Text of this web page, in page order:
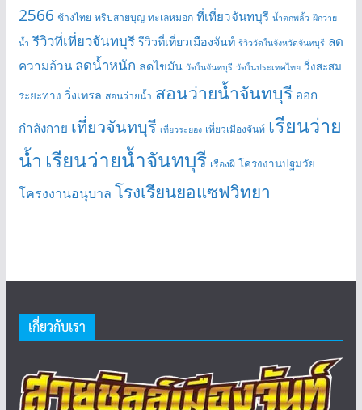
2566 ช้างไทย ทริปสายบุญ ทะเลหมอก ที่เที่ยวจันทบุรี น้ำตกพลิ้ว ฝึกว่าย
น้ำ รีวิวที่เที่ยวจันทบุรี รีวิวที่เที่ยวเมืองจันท์ รีวิววัดในจังหวัดจันทบุรี ลด
ความอ้วน ลดน้ำหนัก ลดไขมัน วัดในจันทบุรี วัดในประเทศไทย วิ่งสะสม
ระยะทาง วิ่งเทรล สอนว่ายน้ำ สอนว่ายน้ำจันทบุรี ออก
กำลังกาย เที่ยวจันทบุรี เที่ยวระยอง เที่ยวเมืองจันท์ เรียนว่าย
น้ำ เรียนว่ายน้ำจันทบุรี เรื่องผี โครงงานปฐมวัย
โครงงานอนุบาล โรงเรียนยอแซฟวิทยา
เกี่ยวกับเรา